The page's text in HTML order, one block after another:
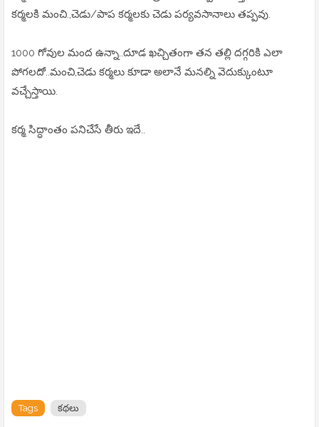
కర్మలకి మంచి.,చెడు/పాప కర్మలకు చెడు పర్యవసానాలు తప్పవు.
1000 గోవుల మంద ఉన్నా..దూడ ఖచ్చితంగా తన తల్లి దగ్గరికి ఎలా
పోగలదో..మంచి,చెడు కర్మలు కూడా అలానే మనల్ని వెదుక్కుంటూ
వచ్చేస్తాయి.
కర్మ సిద్ధాంతం పనిచేసే తీరు ఇదే..
Tags కథలు